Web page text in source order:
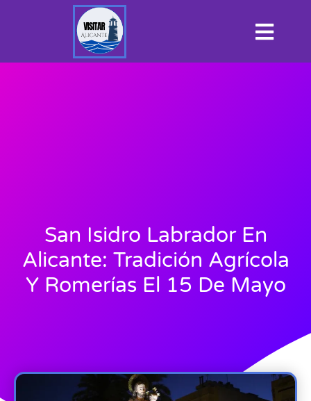
San Isidro Labrador En
Alicante: Tradición Agrícola
Y Romerías El 15 De Mayo